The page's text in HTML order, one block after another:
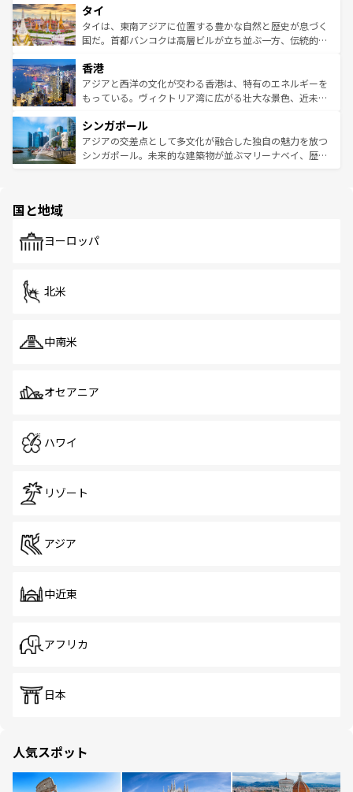
リティに包まれながら、韓国の多彩な魅力を心ゆくまで味
わってみてほしい。 なお、新着の韓国情報はコンテンツ一
覧を参照してほしい。
急速な発展と共に伝統が息づく。ハノイの古い町並みやホ
ーチミン市のフランス統治時代の建物も、独特の雰囲気を
醸し出している。また、バラエティの豊かさとおいしさで
とつ。フォーやバインミー、ベトナムコーヒーなどは、ぜ
ひ現地で味わいたい。どの地域を訪れてもあたたかい人々
が旅行者を迎えてくれるので、きっと忘れられない旅にな
参照してほしい。
タイ
タイは、東南アジアに位置する豊かな自然と歴史が息づく
国だ。首都バンコクは高層ビルが立ち並ぶ一方、伝統的な
の活気が交差している。北部ではチェンマイなどの山岳地
帯で自然と触れ合い、南部ではプーケットやクラビの美し
いビーチでリゾート気分を楽しむことができる。タイ料理
激する。気候は一年中温暖で、どの季節にも異なる楽しみ
が待っている。親しみやすいタイの人々、仏教を中心とし
た文化、そして多様な観光資源が、訪れる旅人を魅了し続
香港
アジアと西洋の文化が交わる香港は、特有のエネルギーを
もっている。ヴィクトリア湾に広がる壮大な景色、近未来
み、どこを訪れても感動するはず。観光スポットが密集し
ており、効率よく見どころを回れるのも魅力。息をのむよ
うな絶景から文化的な体験まで、香港を存分に楽しみ尽く
シンガポール
アジアの交差点として多文化が融合した独自の魅力を放つ
シンガポール。未来的な建築物が並ぶマリーナベイ、歴史
で、ホーカーズは地元の風情を楽しめる外せないスポット
国と地域
ヨーロッパ
北米
中南米
オセアニア
ハワイ
リゾート
アジア
中近東
アフリカ
日本
人気スポット